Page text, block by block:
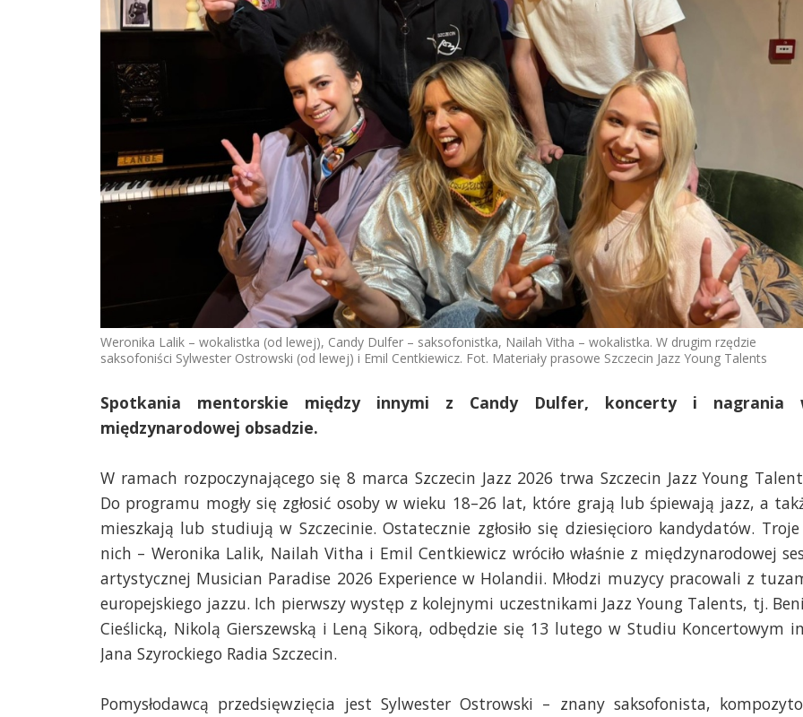
Weronika Lalik – wokalistka (od lewej), Candy Dulfer – saksofonistka, Nailah Vitha – wokalistka. W drugim rzędzie
saksofoniści Sylwester Ostrowski (od lewej) i Emil Centkiewicz. Fot. Materiały prasowe Szczecin Jazz Young Talents
Spotkania mentorskie między innymi z Candy Dulfer, koncerty i nagrania
międzynarodowej obsadzie.
W ramach rozpoczynającego się 8 marca Szczecin Jazz 2026 trwa Szczecin Jazz Young
Do programu mogły się zgłosić osoby w wieku 18–26 lat, które grają lub śpiewają jazz, a
mieszkają lub studiują w Szczecinie. Ostatecznie zgłosiło się dziesięcioro kandydatów.
nich – Weronika Lalik, Nailah Vitha i Emil Centkiewicz wróciło właśnie z międzynarodowej
artystycznej Musician Paradise 2026 Experience w Holandii. Młodzi muzycy pracowali z
europejskiego jazzu. Ich pierwszy występ z kolejnymi uczestnikami Jazz Young Talents, tj.
Cieślicką, Nikolą Gierszewską i Leną Sikorą, odbędzie się 13 lutego w Studiu Koncertowym
Jana Szyrockiego Radia Szczecin.
Pomysłodawcą przedsięwzięcia jest Sylwester Ostrowski – znany saksofonista,